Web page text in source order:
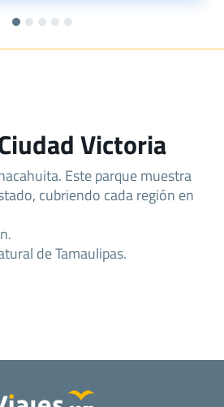
Victoria
Este parque muestra
cubriendo cada región en
de Tamaulipas.